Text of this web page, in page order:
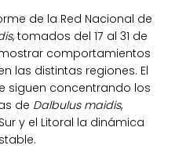
de la Red Nacional de
, tomados del 17 al 31 de
comportamientos
las distintas regiones. El
siguen concentrando los
de Dalbulus maidis,
y el Litoral la dinámica